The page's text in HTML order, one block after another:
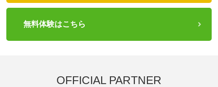
無料体験はこちら
OFFICIAL PARTNER